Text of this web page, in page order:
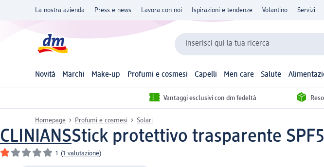
La nostra azienda Press e news Lavora con noi Ispirazioni e tendenze Volantino Servizi
Inserisci qui la tua ricerca
Novità Marchi Make-up Profumi e cosmesi Capelli Men care Salute
Vantaggi esclusivi con dm fedeltà
Homepage Profumi e cosmesi Solari
CLINIANSStick protettivo trasparente
1 (1 valutazione)